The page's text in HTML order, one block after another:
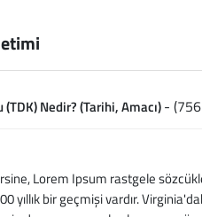
Nedir? (Tarihi, Amacı)-
Lorem Ipsum rastgele
yıllık bir geçmişi vardır.